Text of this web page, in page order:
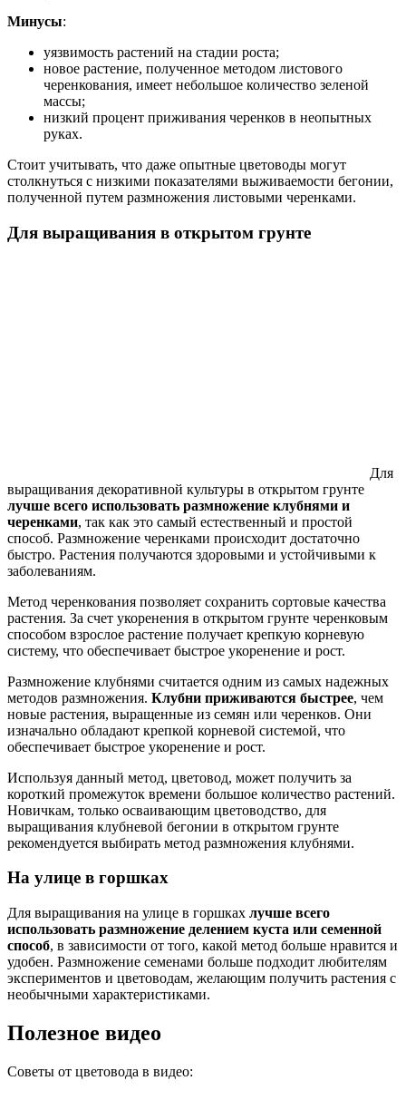
Минусы:
уязвимость растений на стадии роста;
новое растение, полученное методом листового
черенкования, имеет небольшое количество зеленой
массы;
низкий процент приживания черенков в неопытных
руках.
Стоит учитывать, что даже опытные цветоводы могут
столкнуться с низкими показателями выживаемости бегонии,
полученной путем размножения листовыми черенками.
Для выращивания в открытом грунте
Для
выращивания декоративной культуры в открытом грунте
лучше всего использовать размножение клубнями и
черенками, так как это самый естественный и простой
способ. Размножение черенками происходит достаточно
быстро. Растения получаются здоровыми и устойчивыми к
заболеваниям.
Метод черенкования позволяет сохранить сортовые качества
растения. За счет укоренения в открытом грунте черенковым
способом взрослое растение получает крепкую корневую
систему, что обеспечивает быстрое укоренение и рост.
Размножение клубнями считается одним из самых надежных
методов размножения. Клубни приживаются быстрее, чем
новые растения, выращенные из семян или черенков. Они
изначально обладают крепкой корневой системой, что
обеспечивает быстрое укоренение и рост.
Используя данный метод, цветовод, может получить за
короткий промежуток времени большое количество растений.
Новичкам, только осваивающим цветоводство, для
выращивания клубневой бегонии в открытом грунте
рекомендуется выбирать метод размножения клубнями.
На улице в горшках
Для выращивания на улице в горшках лучше всего
использовать размножение делением куста или семенной
способ, в зависимости от того, какой метод больше нравится и
удобен. Размножение семенами больше подходит любителям
экспериментов и цветоводам, желающим получить растения с
необычными характеристиками.
Полезное видео
Советы от цветовода в видео: